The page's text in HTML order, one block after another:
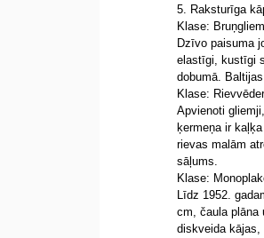
5. Raksturīga
Klase:
Dzīvo paisuma
elastīgi, kustīgi
dobumā.
Klase:
Apvienoti
ķermeņa ir
rievas malām
sāļums.
Klase:
Līdz 1952.
cm, čaula plāna
diskveida kājas,